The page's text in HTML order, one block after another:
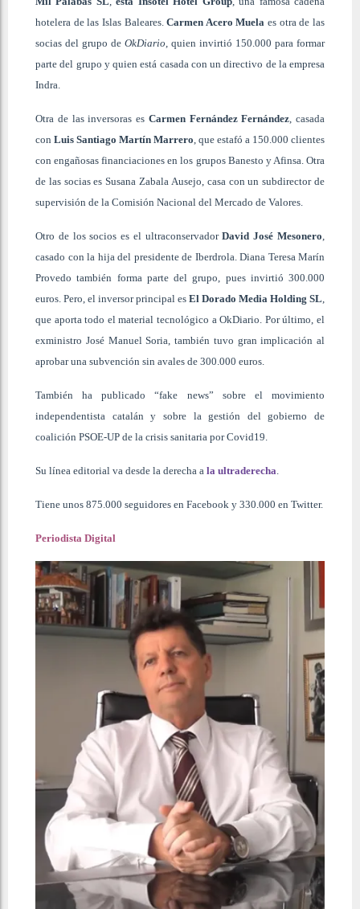
hotelera de las Islas Baleares.Carmen Acero Muela es otra de las
socias del grupo de OkDiario , quien invirtió 150.000 para formar
parte del grupo y quien está casada con un directivo de la empresa
Indra.
Otra de las inversoras es Carmen Fernández Fernández , casada
con Luis Santiago Martín Marrero , que estafó a 150.000 clientes
con engañosas financiaciones en los grupos Banesto y Afinsa. Otra
de las socias es Susana Zabala Ausejo, casa con un subdirector de
supervisión de la Comisión Nacional del Mercado de Valores.
Otro de los socios es el ultraconservadorDavid José Mesonero
casado con la hija del presidente de Iberdrola. Diana Teresa Marín
Provedo también forma parte del grupo, pues invirtió 300.000
euros. Pero, el inversor principal es El Dorado Media Holding SL
que aporta todo el material tecnológico a OkDiario. Por último, el
exministro José Manuel Soria, también tuvo gran implicación al
aprobar una subvención sin avales de 300.000 euros.
También ha publicado “fake news” sobre el movimiento
independentista catalán y sobre la gestión del gobierno de
coalición PSOE-UP de la crisis sanitaria por Covid19.
Su línea editorial va desde la derecha a la ultraderecha
Tiene unos 875.000 seguidores en Facebook y 330.000 en Twitter.
Periodista Digital